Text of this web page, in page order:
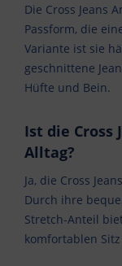
Die Cross Jeans
Passform, die
Variante ist sie
geschnittene
Hüfte und Bein.
Ist die Cross
Alltag?
Ja, die Cross
Durch ihre
Stretch-Anteil
komfortablen